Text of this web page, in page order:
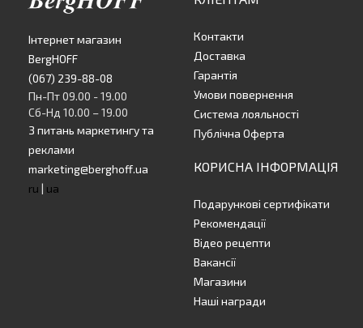
Інтернет магазин
BergHOFF
(067) 239-88-08
Пн-Пт 09.00 - 19.00
Сб-Нд 10.00 – 19.00
З питань маркетингу та
реклами
marketing@berghoff.ua
ru | ua
Контакти
Доставка
Гарантія
Умови повернення
Система лояльності
Публічна Оферта
КОРИСНА ІНФОРМАЦІЯ
Подарункові сертифікати
Рекомендації
Відео рецепти
Вакансії
Магазини
Наші награди